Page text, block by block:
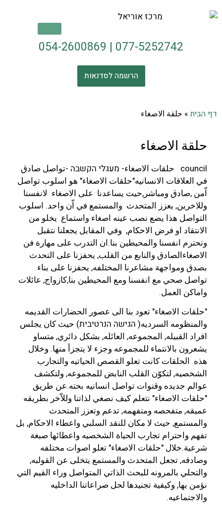
077-5252742
|
054-2600869
הרשמה לסדנאות
דף הבית» حلقة الاصغاء
حلقة الاصغاء
council حلقات الاصغاء- מעגלי הקשבה -تواصل صادق
في العلاقات الانسانيه"حلقات الاصغاء" هو اسلوب تواصل
اّمن ,صادق ومباشر,حيث يساعدنا على الاصغاء لانفسنا
وللاخرين, يعزز المتحدث والمستمع في اّن واحد. اسلوب
التواصل هذا يضع نصب عينه اصغاء واستماع يخلو من
الانتقاد او فرض الاحكام, وفي المقابل يجعلنا نتقبل
ونحترم انفسنا والمحيطين بنا.ان التدرب على مهارة فن
الاصغاءالصادق والنابع من القلب, يحفزنا على التحدث
بصدق ومواجهة مشاعرنا المختلفه, يحفزنا على بناء
تواصل صحي مع انفسنا ومع المحيطين بنا,كازواج, عائلات
واماكن العمل.
"حلقات الاصغاء" تعود بنا الى عصور الحضارات القديمه
والمنظومه السرديه( הגישה הנרטיבית) حيث كان يجلس
افراد القبيله, المجموعه, العائله, بشكل دائري, متساو
يشعرون بالانتماء للمجموعه وجزء لا يتجزأ منها. وخلال
هذه الحلقات كانت تعلو القصص الحياتيه والتجارب
الشخصيه, لتكوّن القلب النابض للمجموعه, ولتكشف
عوالم جديده وقنوات تواصل انسانيه بحته.عن طريق
"حلقات الاصغاء" نتعلم كيف نصغي لذاتنا وللاّخر بطريقه
عميقه, متفحصه ومتفهمه, تدعم وتعزز المتحدث
والمستمع, حيث لا مكان للنقد السلبي واعطاء الاحكام, بل
تفهم واحترام تجارب الحياة الشخصيه واعطائها صبغة
شرعية.خلال "حلقات الاصغاء" تعلو اصوات مختلفه
وصادقه, تجعل المتحدث والمستمع يتخلى عن القولبه,
والتحلي بالمرونه للبحث الذاتي المتواصل وراء القيم التي
نؤمن بها, وكيفية تجنيدها لحل صراعاتنا الداخليه
والاجتماعيه.